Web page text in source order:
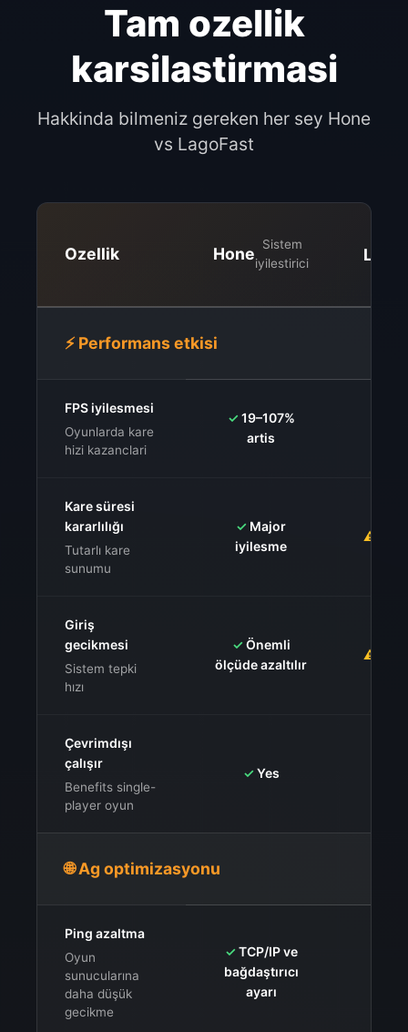
Tam ozellik
karsilastirmasi
Hakkinda bilmeniz gereken her sey Hone
vs LagoFast
Ozellik Hone
Sistem
iyilestirici
⚡ Performans etkisi
FPS iyilesmesi
Oyunlarda kare
hizi kazanclari
✓19–107%
artis
Kare süresi
kararlılığı
Tutarlı kare
sunumu
✓ Major
iyilesme
⚠️
Giriş
gecikmesi
Sistem tepki
hızı
✓Önemli
ölçüde azaltılır
⚠️
Çevrimdışı
çalışır
Benefits single-
player oyun
✓Yes
🌐 Ag optimizasyonu
Ping azaltma
Oyun
sunucularına
daha düşük
gecikme
✓TCP/IP ve
bağdaştırıcı
ayarı